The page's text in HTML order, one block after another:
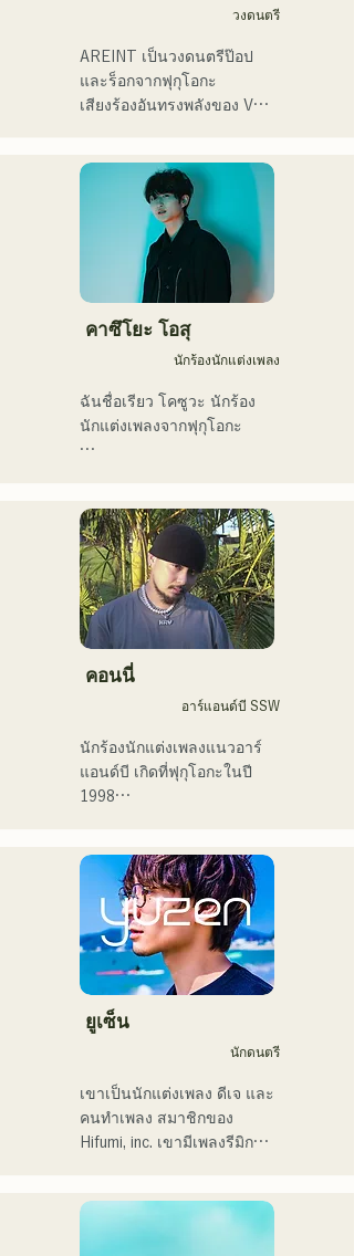
式様々な分野で活動。
す。
アーティストの日本人父と
アメリカ人母から生まれた
วงดนตรี
AREINT เป็นวงดนตรีป๊อป
และร็อกจากฟุกุโอกะ
เสียงร้องอันทรงพลังของ Vo.
เอกลักษณ์เฉพาะตัวของ
SEIYA มือเบส และ SHO มือ
กลอง ก่อให้เกิดดนตรีร็อกที่
ติดหูแต่คุ้นเคย ซึ่งเป็น
เอกลักษณ์เฉพาะตัวของ
AREINT
เพลง "Remember Me" ของ
Hawks Live 2024"
คาซึโยะ โอสุ
นักร้องนักแต่งเพลง
ฉันชื่อเรียว โคซูวะ นักร้อง
นักแต่งเพลงจากฟุกุโอกะ
ตามท้องถนน บน TikTok
และตามงานอีเวนต์ต่างๆ!
ฉันรักดนตรีมาตั้งแต่เด็ก
หลังจากเข้ามัธยมปลาย ฉัน
เริ่มร้องเพลงต่อหน้าผู้คน และ
ฉันหวังว่าจะสร้างสรรค์
ดนตรีที่เชื่อมโยงกับทุกคน
2022
・เพลงต้นฉบับของฉัน
"Pudding" จะถูกใช้เป็นเพลง
เปิดของสถานีวิทยุ KBC ในปี
2024
ฉันมีกำหนดขึ้นแสดงในงาน
Charity Musicthon ที่
Daimaru Passage Plaza ใน
วันที่ 24 ธันวาคม 2024
คอนนี่
อาร์แอนด์บี SSW
นักร้องนักแต่งเพลงแนวอาร์
แอนด์บี เกิดที่ฟุกุโอกะในปี
1998
กุโอกะ กับแทมในชื่อ
MAVRIQ (เดิมชื่อ MELTY
LOUNGE)
ในปี 2022 เธอเริ่มแสดงเดี่ยว
ในชื่อ Kønny
เธอผสมผสานดนตรีอาร์
แอนด์บียุค 90 และ 2000 ที่มี
ใหม่ เสียงหวานๆ และงาน
ประสานเสียงแนวอาร์แอนด์
บีเป็นครั้งคราวคือเสน่ห์ของ
สนใจกับสไตล์อันล้ำสมัยของ
ยูเซ็น
นักดนตรี
เขาเป็นนักแต่งเพลง ดีเจ และ
คนทำเพลง สมาชิกของ
Hifumi, inc. เขามีเพลงรีมิกซ์
ประเทศ ทักษะการแสดงบน